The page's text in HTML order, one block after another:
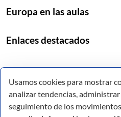
Europa en las aulas
Enlaces destacados
Usamos cookies para mostrar
analizar tendencias,
seguimiento de los